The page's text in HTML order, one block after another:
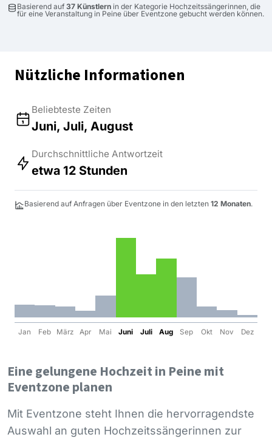
Basierend auf 37 Künstlern in der Kategorie Hochzeitssängerinnen, die
für eine Veranstaltung in Peine über Eventzone gebucht werden können.
Nützliche Informationen
Beliebteste Zeiten
Juni, Juli, August
Durchschnittliche Antwortzeit
etwa 12 Stunden
Basierend auf Anfragen über Eventzone in den letzten 12 Monaten.
Jan Feb März Apr Mai Juni Juli Aug Sep Okt Nov Dez
Eine gelungene Hochzeit in Peine mit
Eventzone planen
Mit Eventzone steht Ihnen die hervorragendste
Auswahl an guten Hochzeitssängerinnen zur